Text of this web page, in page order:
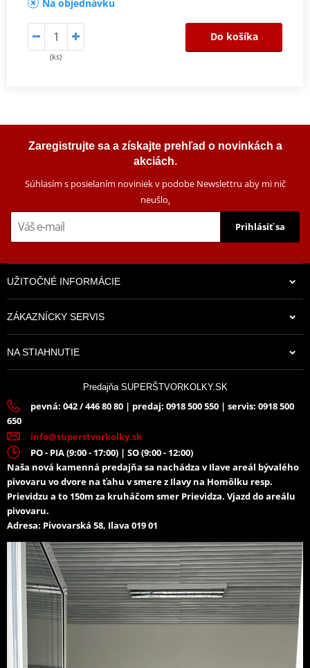
Na objednávku
(ks)
Do košíka
Zaregistrujte sa a získajte prehľad o novinkách a
akciách.
Súhlasím s posielaním noviniek v podobe Newslettru aby mi nič
neušlo.
Prihlásiť sa
UŽITOČNÉ INFORMÁCIE
ZÁKAZNÍCKY SERVIS
NA STIAHNUTIE
Predajňa SUPERŠTVORKOLKY.SK
pevná: 042 / 446 80 80 | predaj: 0918 500 550 | servis: 0918 500
650
info@superstvorkolky.sk
PO - PIA (9:00 - 17:00) | SO (9:00 - 12:00)
Naša nová kamenná predajňa sa nachádza v Ilave areál bývalého
pivovaru vo dvore na ťahu v smere z Ilavy na Homôlku resp.
Prievidzu a to 150m za kruháčom smer Prievidza. Vjazd do areálu
pivovaru.
Adresa: Pivovarská 58, Ilava 019 01